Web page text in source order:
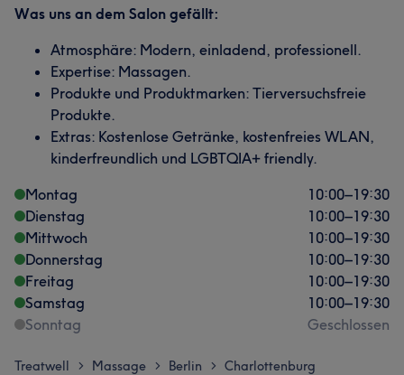
Was uns an dem Salon gefällt:
Atmosphäre: Modern, einladend, professionell.
Expertise: Massagen.
Produkte und Produktmarken: Tierversuchsfreie
Produkte.
Extras: Kostenlose Getränke, kostenfreies WLAN,
kinderfreundlich und LGBTQIA+ friendly.
Montag
10:00–19:30
Dienstag
10:00–19:30
Mittwoch
10:00–19:30
Donnerstag
10:00–19:30
Freitag
10:00–19:30
Samstag
10:00–19:30
Sonntag
Geschlossen
Treatwell > Massage > Berlin > Charlottenburg